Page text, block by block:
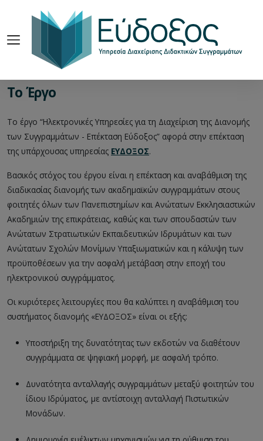
Το Έργο
Το έργο “Ηλεκτρονικές Υπηρεσίες για τη Διαχείριση της Διανομής
των Συγγραμμάτων - Επέκταση Εύδοξος” αφορά στην επέκταση
της υπάρχουσας υπηρεσίας ΕΥΔΟΞΟΣ.
Βασικός στόχος του έργου είναι η επέκταση και αναβάθμιση της
διαδικασίας διανομής των ακαδημαϊκών συγγραμμάτων στους
φοιτητές όλων των Πανεπιστημίων και Ανώτατων Εκκλησιαστικών
Ακαδημιών της επικράτειας, καθώς και των σπουδαστών των
Ανώτατων Στρατιωτικών Εκπαιδευτικών Ιδρυμάτων και των
Ανώτατων Σχολών Μονίμων Υπαξιωματικών και η κάλυψη των
προϋποθέσεων για την ασφαλή μετάβαση στην εποχή του
ηλεκτρονικού συγγράμματος.
Οι κυριότερες λειτουργίες που θα καλύπτει η αναβάθμιση του
συστήματος διανομής «ΕΥΔΟΞΟΣ» είναι οι εξής:
Υποστήριξη της δυνατότητας των εκδοτών να διαθέτουν
συγγράμματα σε ψηφιακή μορφή, με ασφαλή τρόπο.
Δυνατότητα ανταλλαγής συγγραμμάτων μεταξύ φοιτητών του
ίδιου Ιδρύματος, με αντίστοιχη ανταλλαγή Πιστωτικών
Μονάδων.